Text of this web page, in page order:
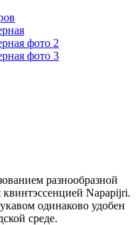
разнообразной
квинтэссенцией Napapijri.
одинаково удобен
среде.